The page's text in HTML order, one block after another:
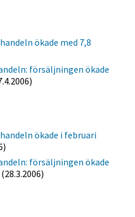
ökade med 7,8
försäljningen ökade
ökade i februari
försäljningen ökade
(28.3.2006)